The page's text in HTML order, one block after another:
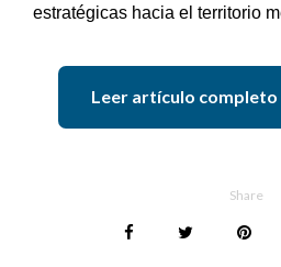
estratégicas hacia el territorio
Leer artículo completo
Share